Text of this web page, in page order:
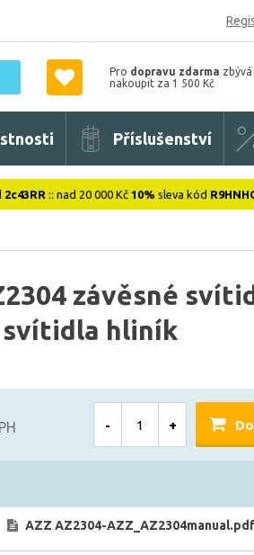
Pro dopravu zdarma zbývá
nakoupit za 1 500 Kč
Příslušenství
2c43RR :: nad 20 000 Kč 10% sleva kód
závěsné
svítidla hliník
- +
AZZ AZ2304-AZZ_AZ2304manual.pdf